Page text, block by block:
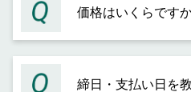
価格はいくらです
締日・支払い日を